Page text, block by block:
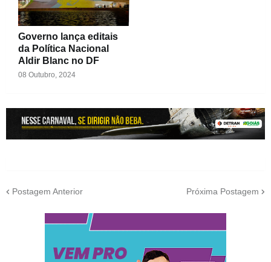
Governo lança editais
da Política Nacional
Aldir Blanc no DF
08 Outubro, 2024
Postagem Anterior Próxima Postagem